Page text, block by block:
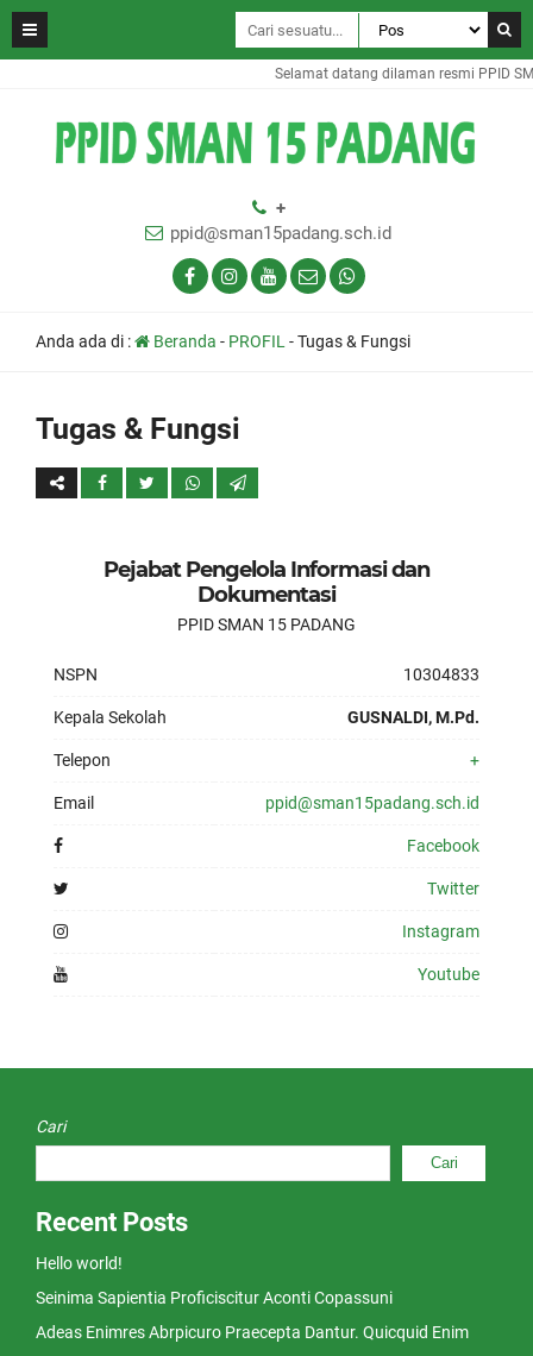
Selamat datang dilaman resmi PPID
+
ppid@sman15padang.sch.id
Anda ada di : Beranda - PROFIL -Tugas & Fungsi
Tugas & Fungsi
Pejabat Pengelola Informasi dan
Dokumentasi
PPID SMAN 15 PADANG
NSPN 10304833
Kepala Sekolah GUSNALDI, M.Pd.
Telepon +
Email ppid@sman15padang.sch.id
Facebook
Twitter
Instagram
Youtube
Cari
Cari
Recent Posts
Hello world!
Seinima Sapientia Proficiscitur Aconti Copassuni
Adeas Enimres Abrpicuro Praecepta Dantur. Quicquid Enim